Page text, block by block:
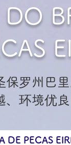
罗州巴里
环境优
DE PECAS